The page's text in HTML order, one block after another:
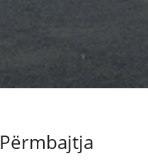
Përmbajtja